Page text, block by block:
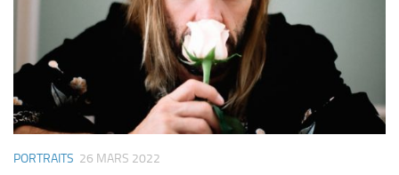
PORTRAITS 26 MARS 2022